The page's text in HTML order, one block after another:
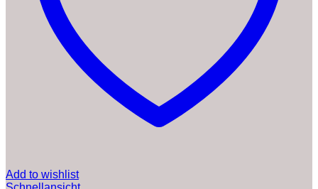
Add to wishlist